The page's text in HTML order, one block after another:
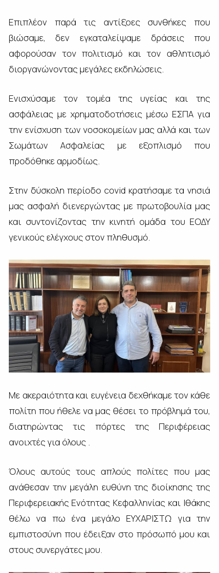
Επιπλέον παρά τις αντίξοες συνθήκες που
βιώσαμε, δεν εγκαταλείψαμε δράσεις που
αφορούσαν τον πολιτισμό και τον αθλητισμό
διοργανώνοντας μεγάλες εκδηλώσεις.
Ενισχύσαμε τον τομέα της υγείας και της
ασφάλειας με χρηματοδοτήσεις μέσω ΕΣΠΑ για
την ενίσχυση των νοσοκομείων μας αλλά και των
Σωμάτων Ασφαλείας με εξοπλισμό που
προδόθηκε αρμοδίως.
Στην δύσκολη περίοδο covid κρατήσαμε τα νησιά
μας ασφαλή διενεργώντας με πρωτοβουλία μας
και συντονίζοντας την κινητή ομάδα του ΕΟΔΥ
γενικούς ελέγχους στον πληθυσμό.
Με ακεραιότητα και ευγένεια δεχθήκαμε τον κάθε
πολίτη που ήθελε να μας θέσει το πρόβλημά του,
διατηρώντας τις πόρτες της Περιφέρειας
ανοιχτές για όλους .
Όλους αυτούς τους απλούς πολίτες που μας
ανάθεσαν την μεγάλη ευθύνη της διοίκησης της
Περιφερειακής Ενότητας Κεφαλληνίας και Ιθάκης
θέλω να πω ένα μεγάλο ΕΥΧΑΡΙΣΤΩ για την
εμπιστοσύνη που έδειξαν στο πρόσωπό μου και
στους συνεργάτες μου.